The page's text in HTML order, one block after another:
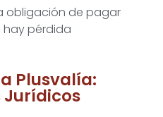
obligación de pagar
pérdida
Plusvalía: